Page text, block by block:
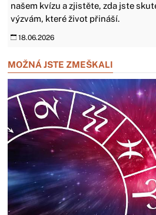
našem kvízu a zjistěte, zda jste
výzvám, které život přináší.
18.06.2026
MOŽNÁ JSTE ZMEŠKALI